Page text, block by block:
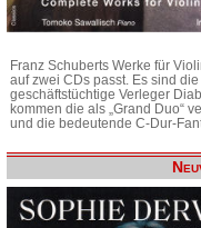
Franz Schuberts Werke für
auf zwei CDs passt. Es sind
geschäftstüchtige Verleger
kommen die als „Grand Duo“
und die bedeutende C-Dur-